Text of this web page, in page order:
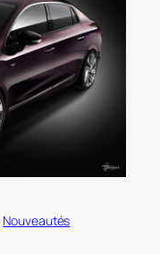
Nouveautés